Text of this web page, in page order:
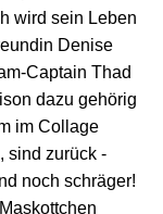
wird sein Leben
Denise
Captain Thad
dazu gehörig
im Collage
sind zurück -
noch schräger!